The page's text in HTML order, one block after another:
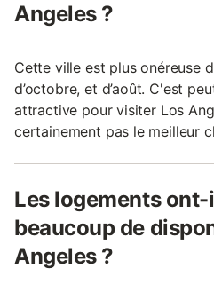
Angeles ?
Cette ville est plus onéreuse
d’octobre, et d’août. C'est
attractive pour visiter Los
certainement pas le meilleur
Les logements
beaucoup de
Angeles ?